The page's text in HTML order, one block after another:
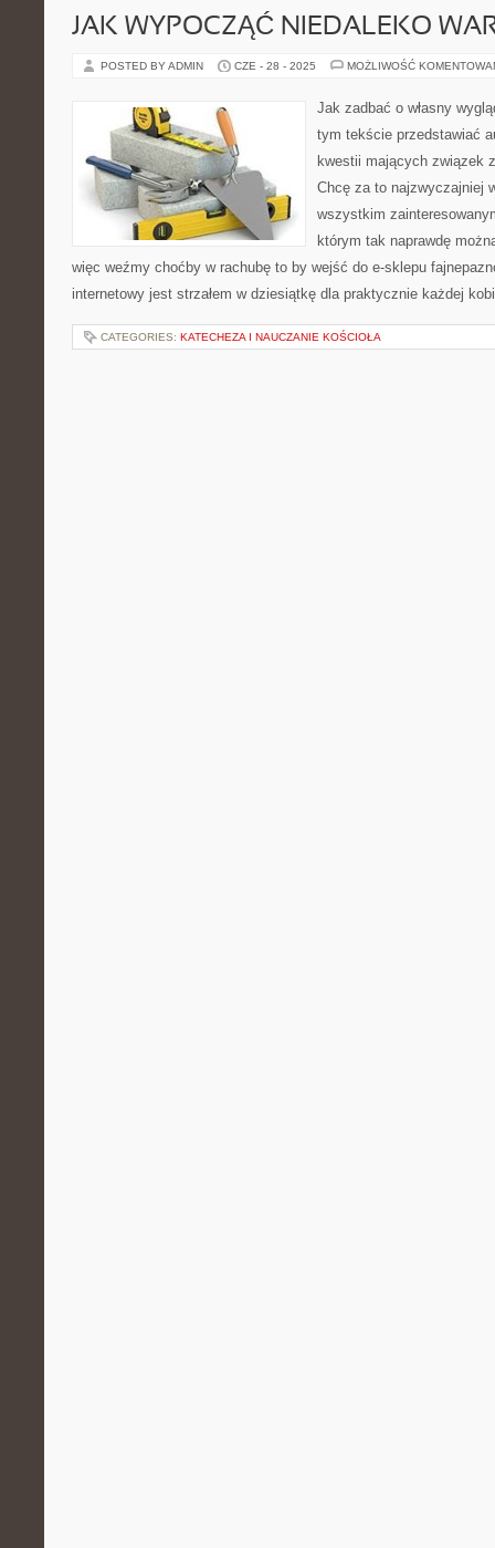
JAK WYPOCZĄĆ NIEDALEKO
POSTED BY ADMIN CZE - 28 - 2025 MOŻLIWOŚĆ
Jak zadbać o własny
tym tekście przedstawiać
kwestii mających związek
Chcę za to najzwyczajniej
wszystkim
którym tak naprawdę
więc weźmy choćby w rachubę to by wejść do e-sklepu
internetowy jest strzałem w dziesiątkę dla praktycznie każdej
CATEGORIES: KATECHEZA I NAUCZANIE KOŚCIOŁA